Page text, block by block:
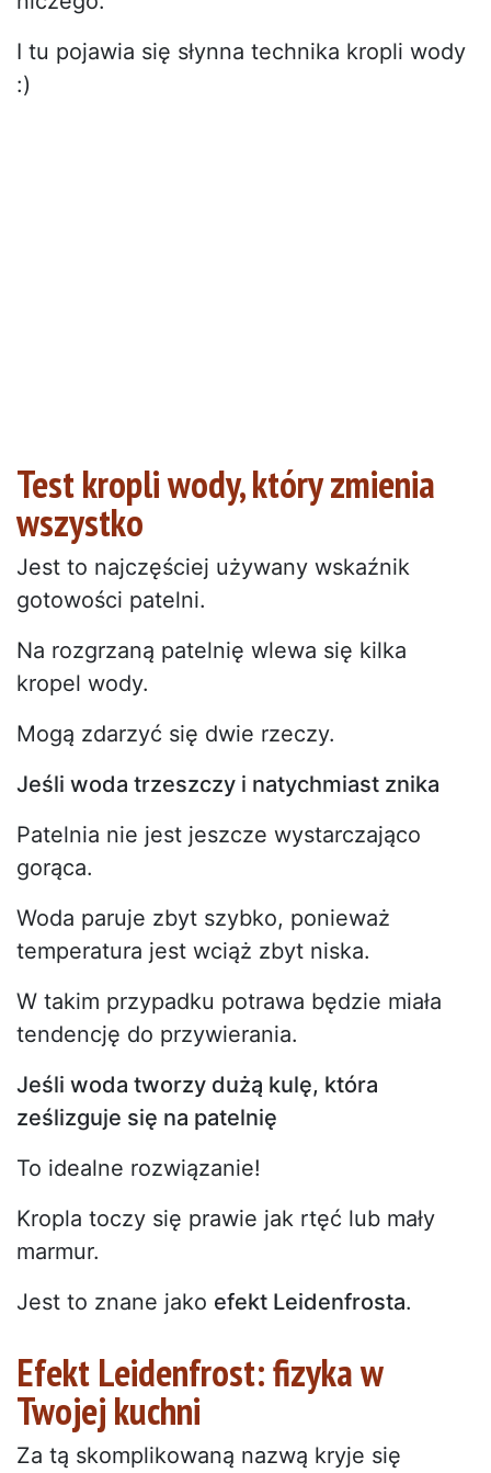
I tu pojawia się słynna technika kropli wody
:)
Test kropli wody, który zmienia
wszystko
Jest to najczęściej używany wskaźnik
gotowości patelni.
Na rozgrzaną patelnię wlewa się kilka
kropel wody.
Mogą zdarzyć się dwie rzeczy.
Jeśli woda trzeszczy i natychmiast znika
Patelnia nie jest jeszcze wystarczająco
gorąca.
Woda paruje zbyt szybko, ponieważ
temperatura jest wciąż zbyt niska.
W takim przypadku potrawa będzie miała
tendencję do przywierania.
Jeśli woda tworzy dużą kulę, która
ześlizguje się na patelnię
To idealne rozwiązanie!
Kropla toczy się prawie jak rtęć lub mały
marmur.
Jest to znane jako efekt Leidenfrosta.
Efekt Leidenfrost: fizyka w
Twojej kuchni
Za tą skomplikowaną nazwą kryje się